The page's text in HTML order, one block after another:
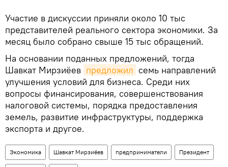
Участие в дискуссии приняли около 10 тыс
представителей реального сектора экономики. За
месяц было собрано свыше 15 тыс обращений.
На основании поданных предложений, тогда
Шавкат Мирзиёев предложил семь направлений
улучшения условий для бизнеса. Среди них
вопросы финансирования, совершенствования
налоговой системы, порядка предоставления
земель, развитие инфраструктуры, поддержка
экспорта и другое.
Экономика Шавкат Мирзиёев предприниматели Президент